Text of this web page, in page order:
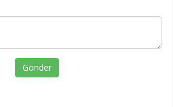
Gönder